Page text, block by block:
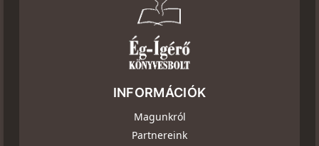
INFORMÁCIÓK
Magunkról
Partnereink